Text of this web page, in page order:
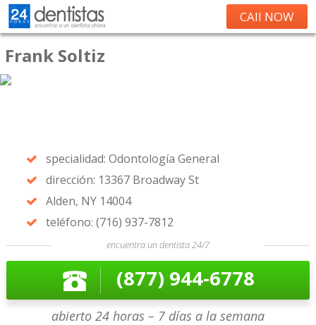
CAll NOW
Frank Soltiz
specialidad: Odontología General
dirección: 13367 Broadway St
Alden, NY 14004
teléfono: (716) 937-7812
encuentra un dentista 24/7
(877) 944-6778
abierto 24 horas – 7 días a la semana